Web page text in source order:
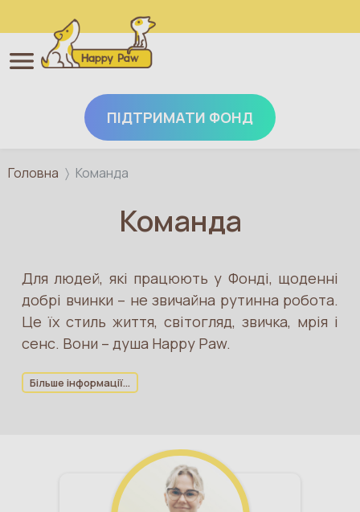
ПІДТРИМАТИ ФОНД
Головна Команда
Команда
Для людей, які працюють у Фонді, щоденні
добрі вчинки – не звичайна рутинна робота.
Це їх стиль життя, світогляд, звичка, мрія і
сенс. Вони – душа Happy Paw.
Більше інформації...